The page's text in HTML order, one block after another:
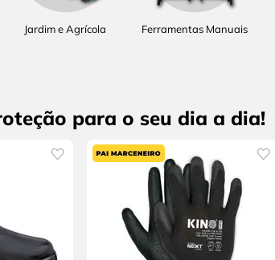
Jardim e Agrícola Ferramentas Manuais
para o seu dia a dia!